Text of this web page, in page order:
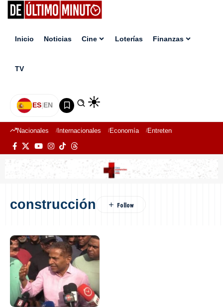
Inicio Noticias Cine Loterías Finanzas
TV
ES|EN
Nacionales Internacionales Economía Entretenimiento
construcción